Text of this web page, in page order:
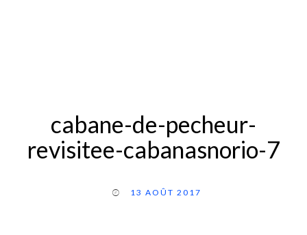
cabane-de-pecheur-
revisitee-cabanasnorio-7
13 AOÛT 2017